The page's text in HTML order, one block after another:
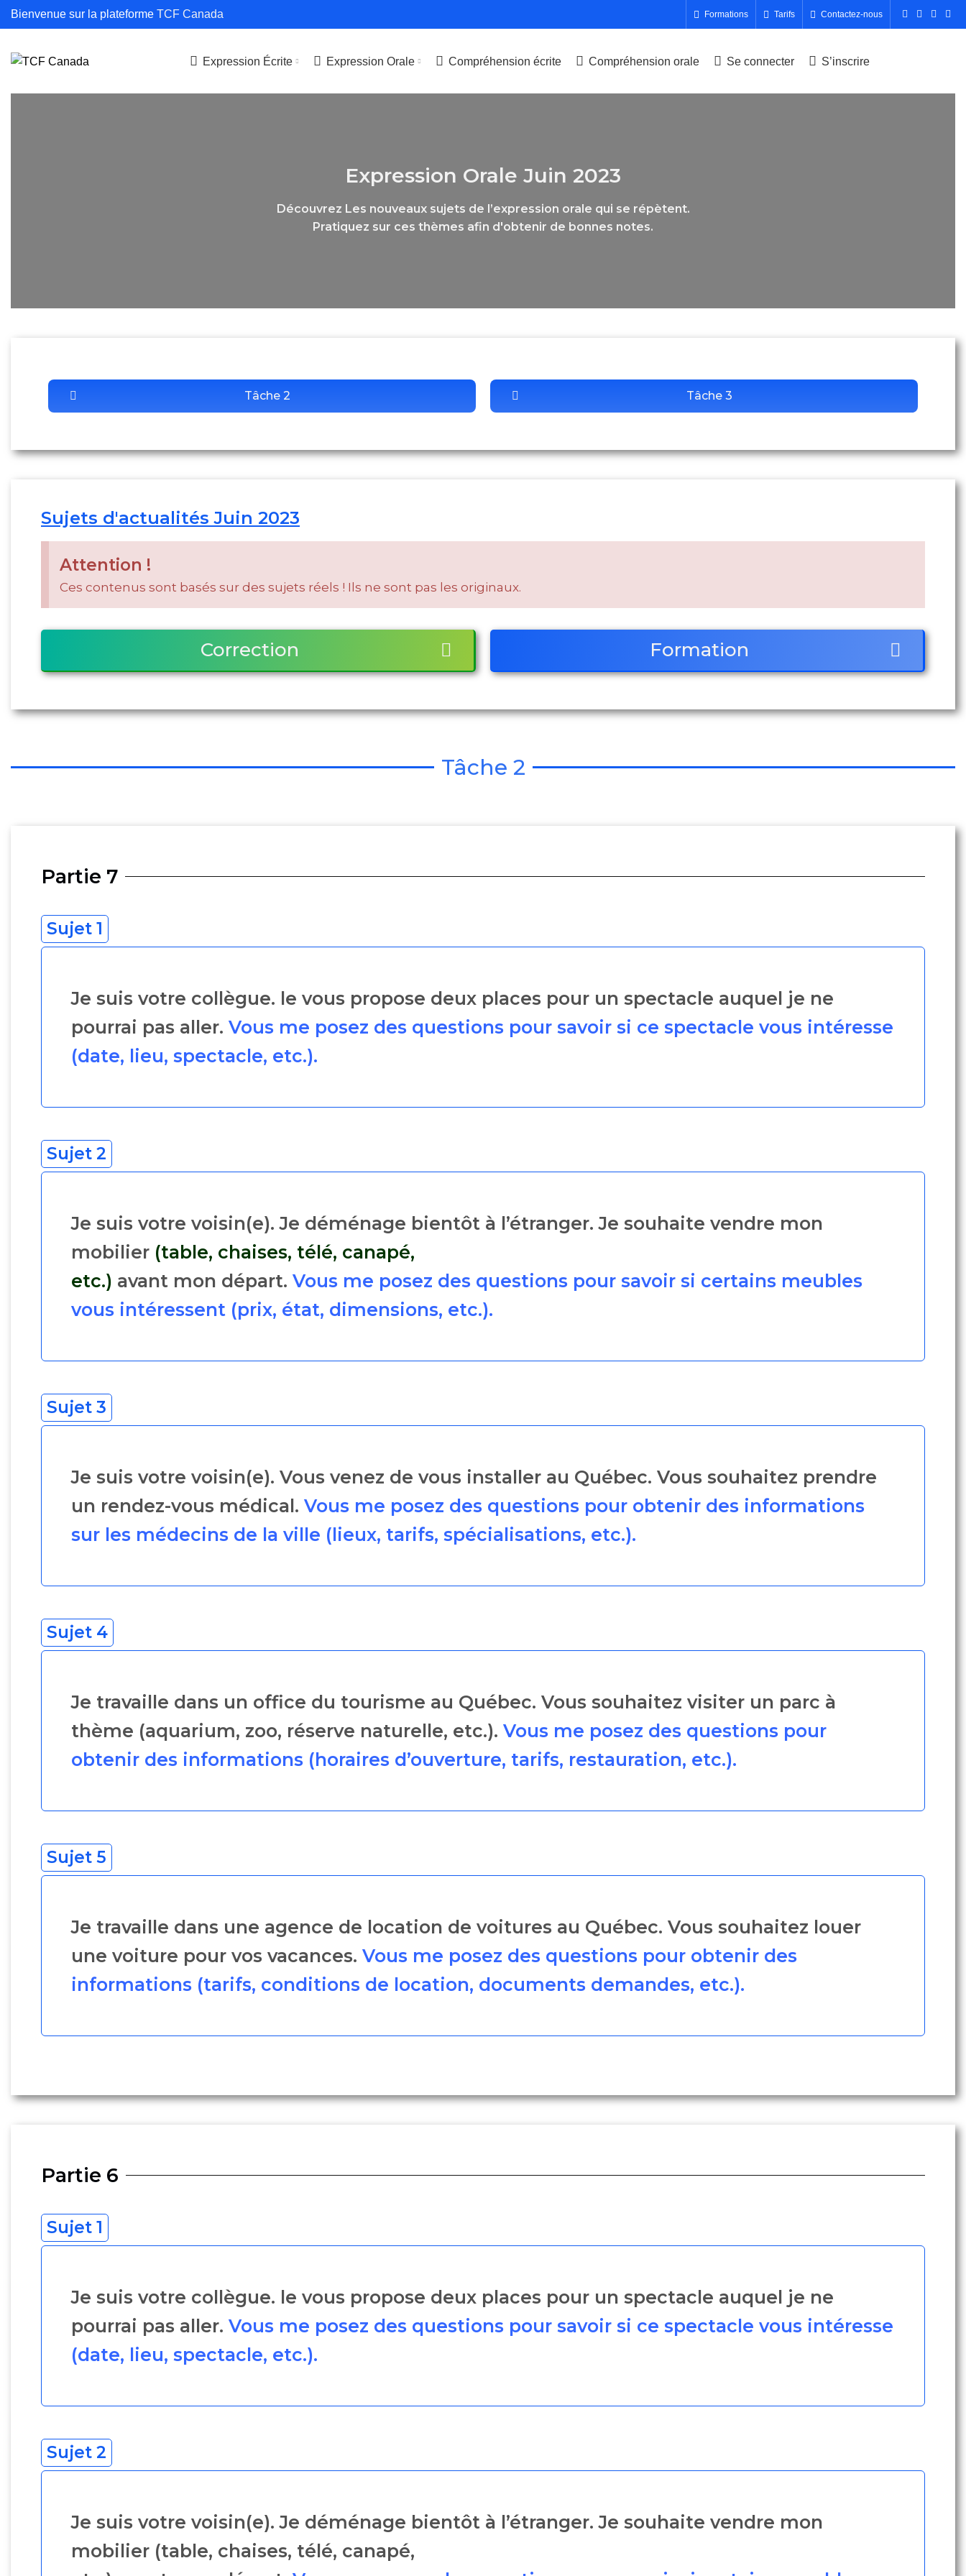
Bienvenue sur la plateforme TCF Canada Formations Tarifs Contactez-nous
Expression Écrite Expression Orale Compréhension écrite Compréhension orale Se connecter S’inscrire
Expression Orale Juin 2023
Découvrez Les nouveaux sujets de l’expression orale qui se répètent.
Pratiquez sur ces thèmes afin d'obtenir de bonnes notes.
Tâche 2 Tâche 3
Sujets d'actualités Juin 2023​
Attention !
Ces contenus sont basés sur des sujets réels ! Ils ne sont pas les originaux.
Correction Formation
Tâche 2
Partie 7
Sujet 1
Je suis votre collègue. le vous propose deux places pour un spectacle auquel je ne
pourrai pas aller. Vous me posez des questions pour savoir si ce spectacle vous intéresse
(date, lieu, spectacle, etc.).
Sujet 2
Je suis votre voisin(e). Je déménage bientôt à l’étranger. Je souhaite vendre mon
mobilier (table, chaises, télé, canapé,
etc.) avant mon départ. Vous me posez des questions pour savoir si certains meubles
vous intéressent (prix, état, dimensions, etc.).
Sujet 3
Je suis votre voisin(e). Vous venez de vous installer au Québec. Vous souhaitez prendre
un rendez-vous médical. Vous me posez des questions pour obtenir des informations
sur les médecins de la ville (lieux, tarifs, spécialisations, etc.).
Sujet 4
Je travaille dans un office du tourisme au Québec. Vous souhaitez visiter un parc à
thème (aquarium, zoo, réserve naturelle, etc.). Vous me posez des questions pour
obtenir des informations (horaires d’ouverture, tarifs, restauration, etc.).
Sujet 5
Je travaille dans une agence de location de voitures au Québec. Vous souhaitez louer
une voiture pour vos vacances. Vous me posez des questions pour obtenir des
informations (tarifs, conditions de location, documents demandes, etc.).
Partie 6
Sujet 1
Je suis votre collègue. le vous propose deux places pour un spectacle auquel je ne
pourrai pas aller. Vous me posez des questions pour savoir si ce spectacle vous intéresse
(date, lieu, spectacle, etc.).
Sujet 2
Je suis votre voisin(e). Je déménage bientôt à l’étranger. Je souhaite vendre mon
mobilier (table, chaises, télé, canapé,